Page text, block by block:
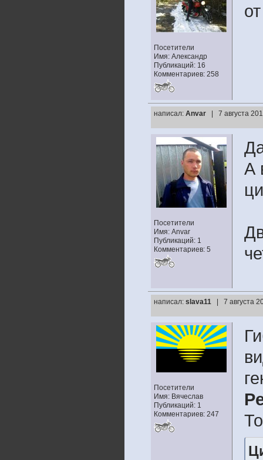
Посетители
Имя: Александр
Публикаций: 16
Комментариев: 258
написал: Anvar | 7 августа
Посетители
Имя: Anvar
Публикаций: 1
Комментариев: 5
А
написал: slava11 | 7 августа
Посетители
Имя: Вячеслав
Публикаций: 1
Комментариев: 247